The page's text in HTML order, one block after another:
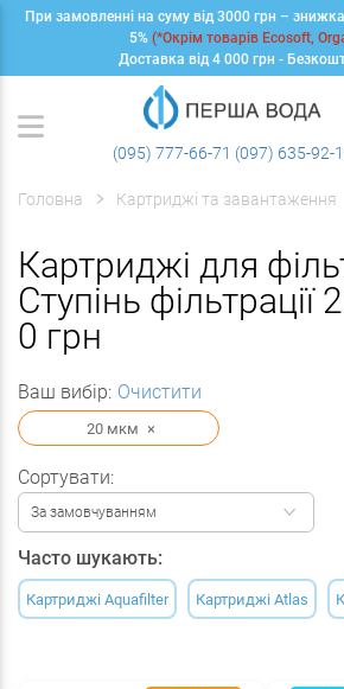
При замовленні на суму від 3000 грн –
5% (*Окрім товарів Ecosoft,
Доставка від 4 000 грн -
(095) 777-66-71 (097) 635-92-
Головна Картриджі та завантаження
Картриджі для
Ступінь фільтрації
0 грн
Ваш вибір: Очистити
20 мкм ×
Сортувати:
За замовчуванням
Часто шукають:
Картриджі Aquafilter Картриджі Atlas